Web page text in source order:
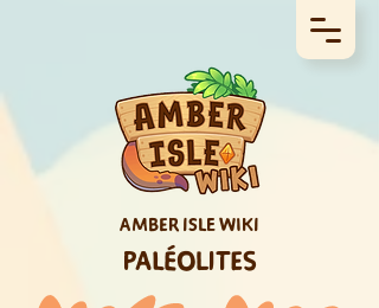
AMBER ISLE WIKI
PALÉOLITES